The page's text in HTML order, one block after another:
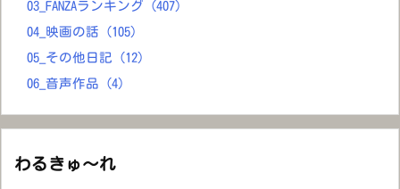
03_FANZAランキング
(407)
04_映画の話
(105)
05_その他日記
(12)
06_音声作品
(4)
わるきゅ～れ